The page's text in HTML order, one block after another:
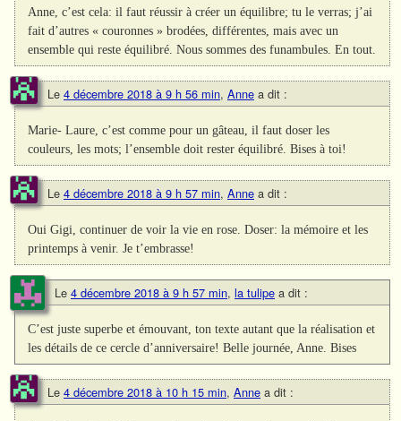
Anne, c’est cela: il faut réussir à créer un équilibre; tu le verras; j’ai
fait d’autres « couronnes » brodées, différentes, mais avec un
ensemble qui reste équilibré. Nous sommes des funambules. En tout.
Le 4 décembre 2018 à 9 h 56 min, Anne a dit :
Marie- Laure, c’est comme pour un gâteau, il faut doser les
couleurs, les mots; l’ensemble doit rester équilibré. Bises à toi!
Le 4 décembre 2018 à 9 h 57 min, Anne a dit :
Oui Gigi, continuer de voir la vie en rose. Doser: la mémoire et les
printemps à venir. Je t’embrasse!
Le 4 décembre 2018 à 9 h 57 min, la tulipe a dit :
C’est juste superbe et émouvant, ton texte autant que la réalisation et
les détails de ce cercle d’anniversaire! Belle journée, Anne. Bises
Le 4 décembre 2018 à 10 h 15 min, Anne a dit :